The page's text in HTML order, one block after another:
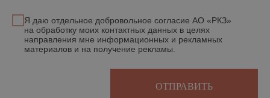
Я даю отдельное добровольное согласие АО «РКЗ»
на обработку моих контактных данных в целях
направления мне информационных и рекламных
материалов и на получение рекламы.
ОТПРАВИТЬ